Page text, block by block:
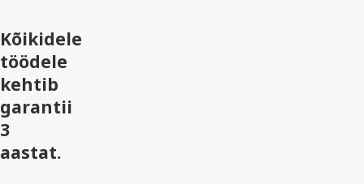
Kõikidele
töödele
kehtib
garantii
3
aastat.